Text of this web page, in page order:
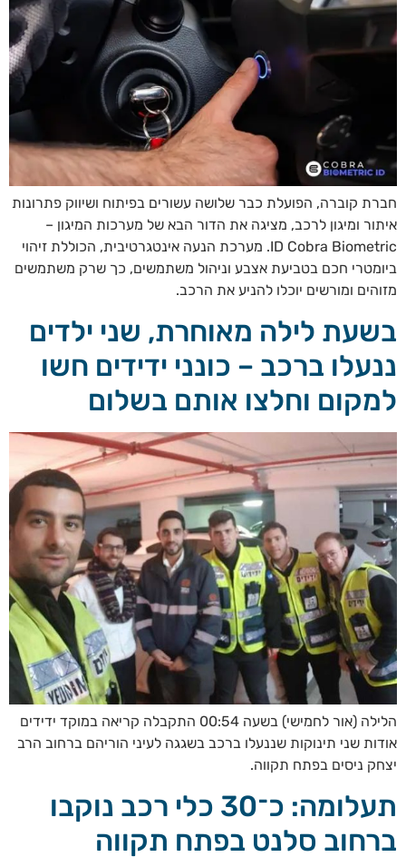
חברת קוברה, הפועלת כבר שלושה עשורים בפיתוח ושיווק פתרונות
איתור ומיגון לרכב, מציגה את הדור הבא של מערכות המיגון –
ID Cobra Biometric. מערכת הנעה אינטגרטיבית, הכוללת זיהוי
ביומטרי חכם בטביעת אצבע וניהול משתמשים, כך שרק משתמשים
מזוהים ומורשים יוכלו להניע את הרכב.
בשעת לילה מאוחרת, שני ילדים
ננעלו ברכב – כונני ידידים חשו
למקום וחלצו אותם בשלום
הלילה (אור לחמישי) בשעה 00:54 התקבלה קריאה במוקד ידידים
אודות שני תינוקות שננעלו ברכב בשגגה לעיני הוריהם ברחוב הרב
יצחק ניסים בפתח תקווה.
תעלומה: כ־30 כלי רכב נוקבו
ברחוב סלנט בפתח תקווה